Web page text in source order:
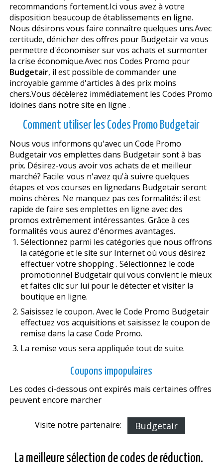
recommandons fortement.Ici vous avez à votre
disposition beaucoup de établissements en ligne.
Nous désirons vous faire connaître quelques uns.Avec
certitude, dénicher des offres pour Budgetair va vous
permettre d'économiser sur vos achats et surmonter
la crise économique.Avec nos Codes Promo pour
Budgetair, il est possible de commander une
incroyable gamme d'articles à des prix moins
chers.Vous décèlerez immédiatement les Codes Promo
idoines dans notre site en ligne .
Comment utiliser les Codes Promo Budgetair
Nous vous informons qu'avec un Code Promo
Budgetair vos emplettes dans Budgetair sont à bas
prix. Désirez-vous avoir vos achats de et meilleur
marché? Facile: vous n'avez qu'à suivre quelques
étapes et vos courses en lignedans Budgetair seront
moins chères. Ne manquez pas ces formalités: il est
rapide de faire ses emplettes en ligne avec des
promos extrêmement intéressantes. Grâce à ces
formalités vous aurez d'énormes avantages.
Sélectionnez parmi les catégories que nous offrons
la catégorie et le site sur Internet où vous désirez
effectuer votre shopping . Sélectionnez le code
promotionnel Budgetair qui vous convient le mieux
et faites clic sur lui pour le détecter et visiter la
boutique en ligne.
Saisissez le coupon. Avec le Code Promo Budgetair
effectuez vos acquisitions et saisissez le coupon de
remise dans la case Code Promo.
La remise vous sera appliquée tout de suite.
Coupons impopulaires
Les codes ci-dessous ont expirés mais certaines offres
peuvent encore marcher
Visite notre partenaire: Budgetair
La meilleure sélection de codes de réduction.